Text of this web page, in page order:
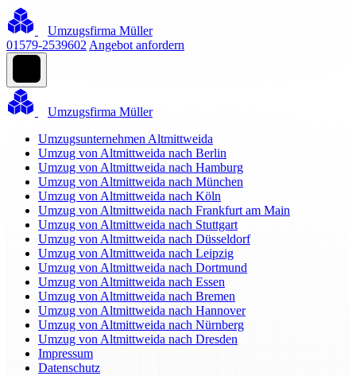
Umzugsfirma Müller
01579-2539602 Angebot anfordern
Umzugsfirma Müller
Umzugsunternehmen Altmittweida
Umzug von Altmittweida nach Berlin
Umzug von Altmittweida nach Hamburg
Umzug von Altmittweida nach München
Umzug von Altmittweida nach Köln
Umzug von Altmittweida nach Frankfurt am Main
Umzug von Altmittweida nach Stuttgart
Umzug von Altmittweida nach Düsseldorf
Umzug von Altmittweida nach Leipzig
Umzug von Altmittweida nach Dortmund
Umzug von Altmittweida nach Essen
Umzug von Altmittweida nach Bremen
Umzug von Altmittweida nach Hannover
Umzug von Altmittweida nach Nürnberg
Umzug von Altmittweida nach Dresden
Impressum
Datenschutz